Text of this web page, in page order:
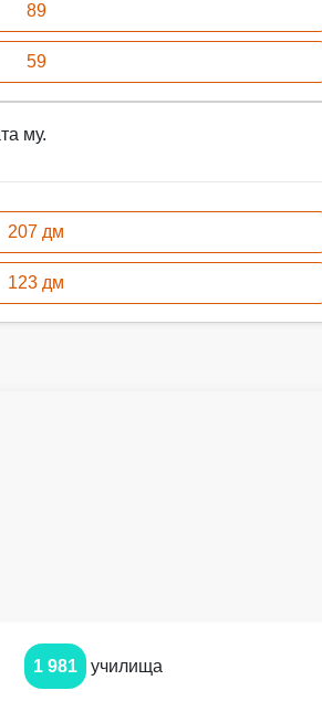
89
59
му.
207 дм
123 дм
1 981 училища